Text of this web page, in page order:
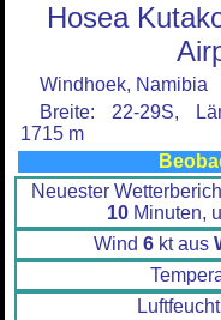
Hosea
Windhoek, Namibia
Breite: 22-29S,
1715 m
Neuester
10 Minuten,
Wind 6kt aus